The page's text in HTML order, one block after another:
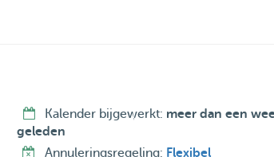
gehad genaamd Yoda die 15 jaar is
van een fluffy friend dus vandaar dat ik
sparen. Daarnaast heb ik al is een keer op
Amazon als Compliance Associate, maar ik
delen. Hierdoor kan ik allerlei soorten dieren
Kalender bijgewerkt: meer dan een
geleden
Annuleringsregeling: Flexibel